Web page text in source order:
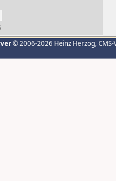
© 2006-2026 Heinz Herzog,